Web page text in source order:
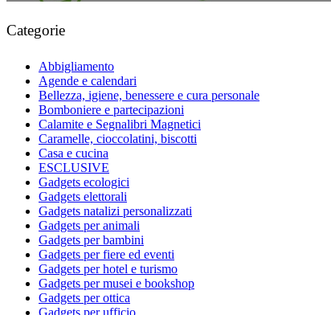
Categorie
Abbigliamento
Agende e calendari
Bellezza, igiene, benessere e cura personale
Bomboniere e partecipazioni
Calamite e Segnalibri Magnetici
Caramelle, cioccolatini, biscotti
Casa e cucina
ESCLUSIVE
Gadgets ecologici
Gadgets elettorali
Gadgets natalizi personalizzati
Gadgets per animali
Gadgets per bambini
Gadgets per fiere ed eventi
Gadgets per hotel e turismo
Gadgets per musei e bookshop
Gadgets per ottica
Gadgets per ufficio